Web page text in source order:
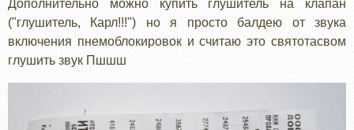
Дополнительно можно купить глушитель на клапан
("глушитель, Карл!!!") но я просто балдею от звука
включения пнемоблокировок и считаю это святотасвом
глушить звук Пшшш